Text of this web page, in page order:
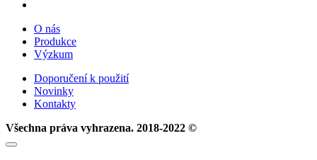
О nás
Produkce
Výzkum
Doporučení k použití
Novinky
Kontakty
Všechna práva vyhrazena. 2018-2022 ©